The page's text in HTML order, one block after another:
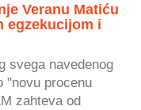
Veranu Matiću
egzekucijom i
svega navedenog
"novu procenu
zahteva od